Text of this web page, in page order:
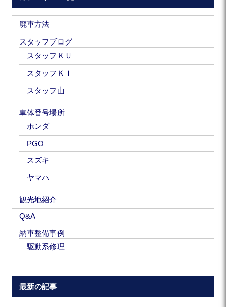
廃車方法
スタッフブログ
スタッフＫＵ
スタッフＫＩ
スタッフ山
車体番号場所
ホンダ
PGO
スズキ
ヤマハ
観光地紹介
Q&A
納車整備事例
駆動系修理
最新の記事